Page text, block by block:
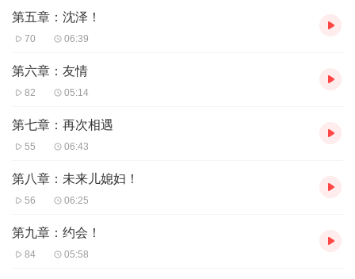
第五章：沈泽！
70 06:39
第六章：友情
82 05:14
第七章：再次相遇
55 06:43
第八章：未来儿媳妇！
56 06:25
第九章：约会！
84 05:58